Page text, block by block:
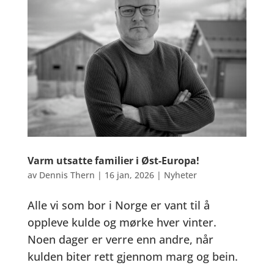
Varm utsatte familier i Øst-Europa!
av Dennis Thern | 16 jan, 2026| Nyheter
Alle vi som bor i Norge er vant til å
oppleve kulde og mørke hver vinter.
Noen dager er verre enn andre, når
kulden biter rett gjennom marg og bein.